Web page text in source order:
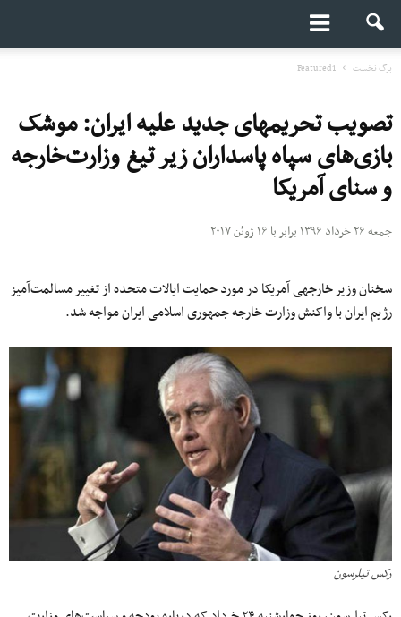
برگ نخست Featured1
تصویب تحریم‎های جدید علیه‎ ایران: موشک
بازی‌های سپاه پاسداران زیر تیغ وزارت‌خارجه
و سنای آمریکا
جمعه ۲۶ خرداد ۱۳۹۶ برابر با ۱۶ ژوئن ۲۰۱۷
سخنان وزیر خارجه‎ی آمریکا در مورد حمایت ایالات متحده از تغییر مسالمت‌آمیز
رژیم ایران با واکنش وزارت خارجه جمهوری اسلامی ایران مواجه شد.
رکس تیلرسون